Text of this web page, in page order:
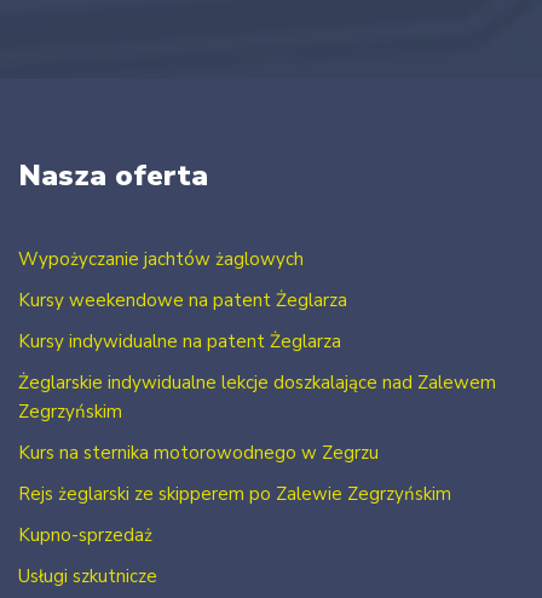
Nasza oferta
Wypożyczanie jachtów żaglowych
Kursy weekendowe na patent Żeglarza
Kursy indywidualne na patent Żeglarza
Żeglarskie indywidualne lekcje doszkalające nad Zalewem
Zegrzyńskim
Kurs na sternika motorowodnego w Zegrzu
Rejs żeglarski ze skipperem po Zalewie Zegrzyńskim
Kupno-sprzedaż
Usługi szkutnicze